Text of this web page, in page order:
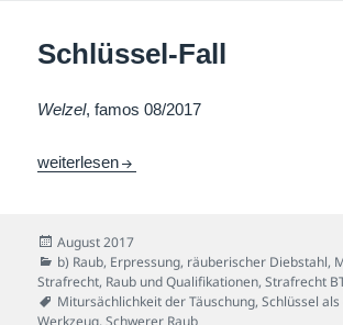
Schlüssel-Fall
Welzel, famos 08/2017
Schlüssel-Fall
weiterlesen
Veröffentlicht
am
August 2017
Kategorien
b) Raub, Erpressung, räuberischer Diebstahl,
Strafrecht, Raub und Qualifikationen,Strafrecht
Schlagwörter
Mitursächlichkeit der Täuschung,Schlüssel
Werkzeug,Schwerer Raub